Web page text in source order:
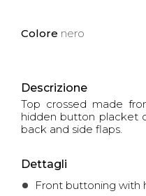
Colore nero
Descrizione
Top crossed made
hidden button placket
back and side flaps.
Dettagli
Front buttoning with